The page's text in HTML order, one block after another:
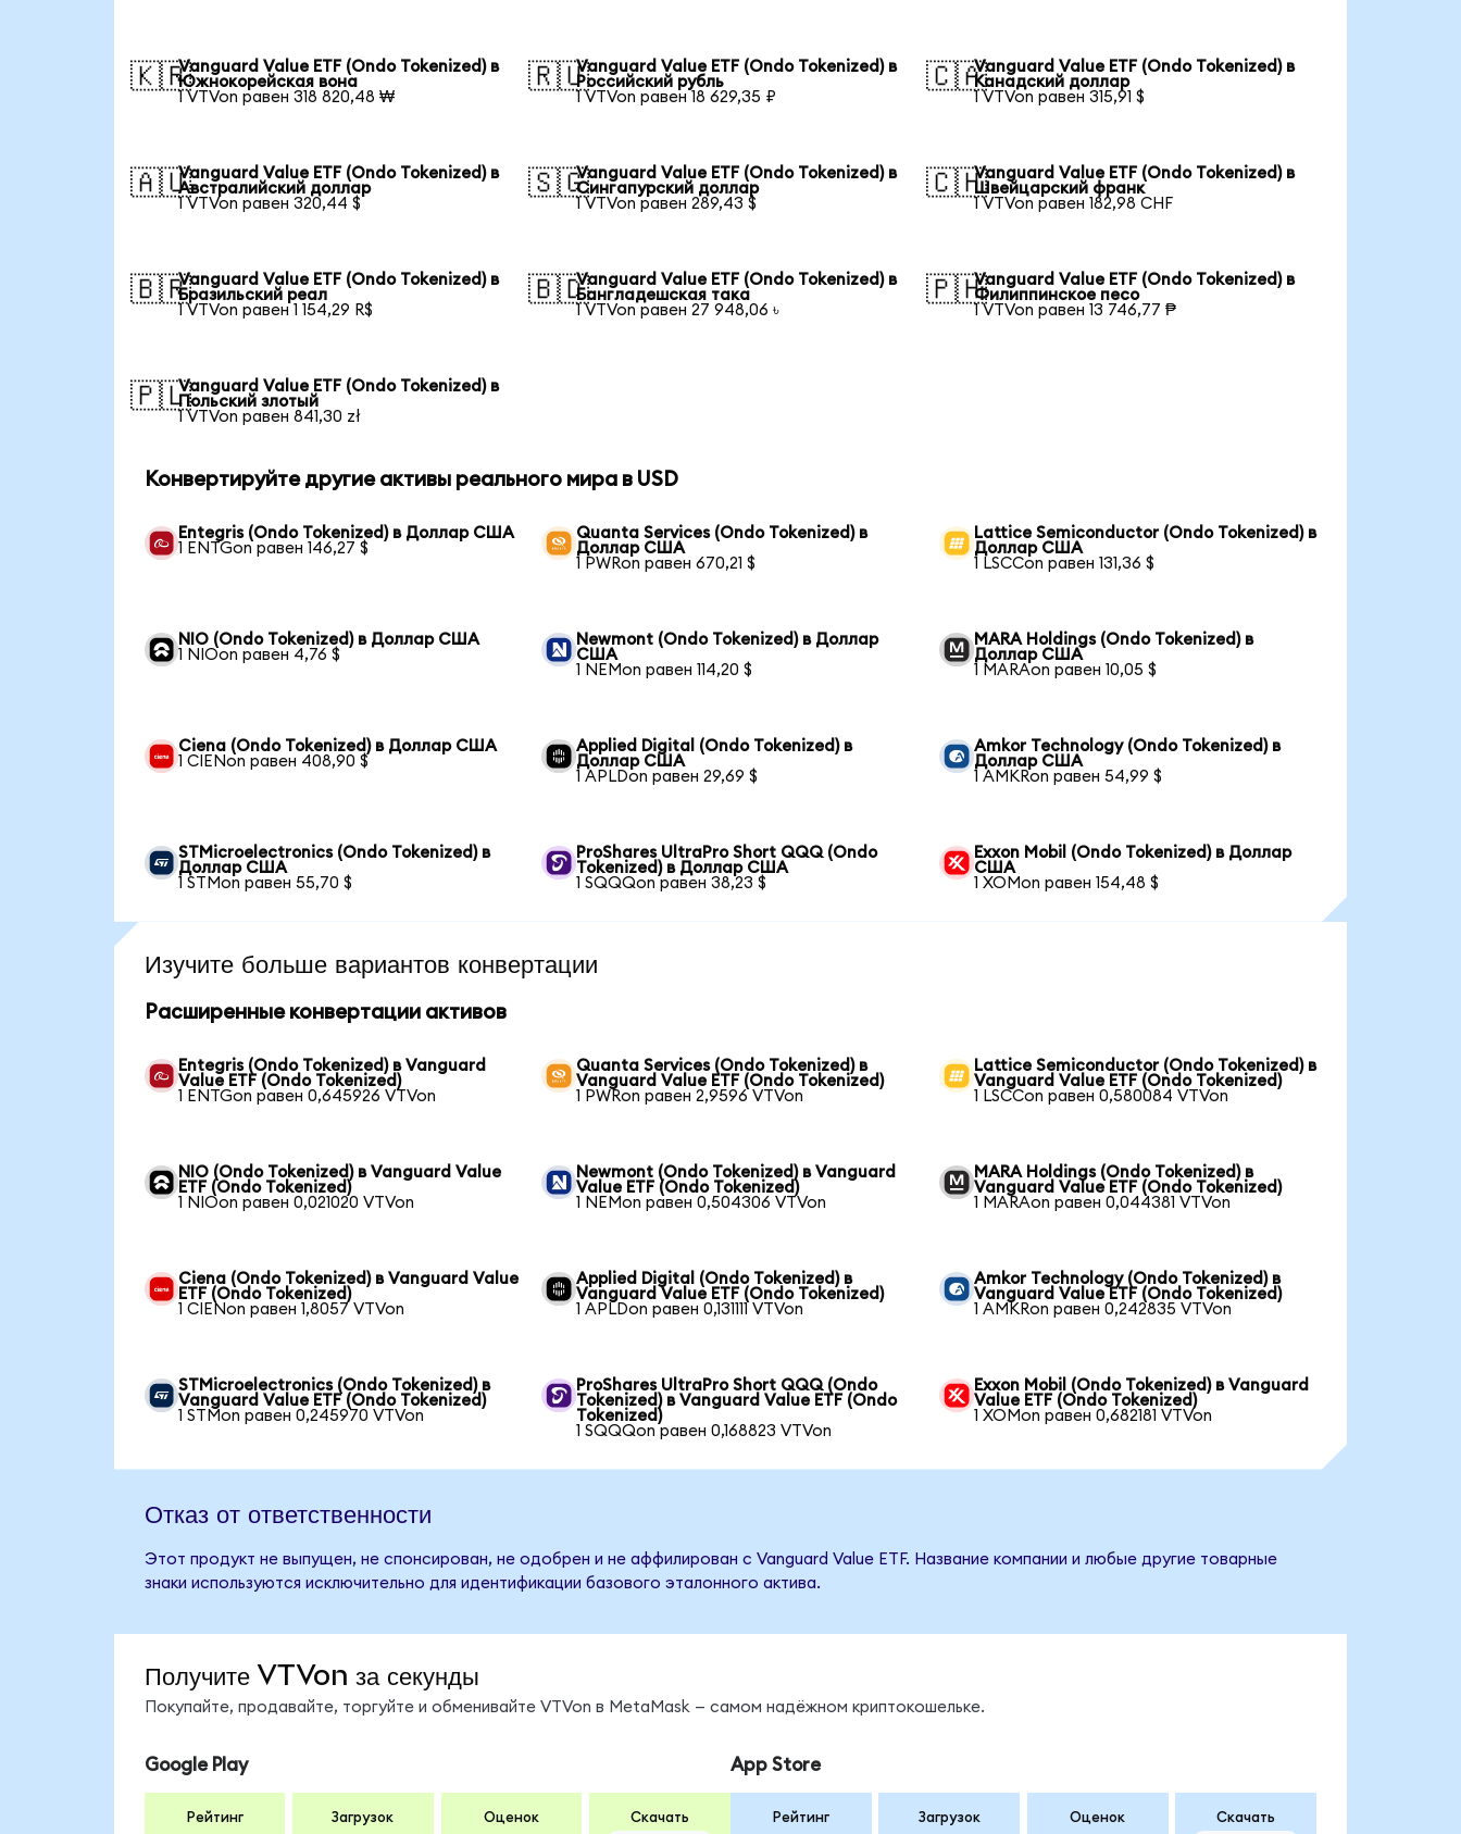
🇰🇷Vanguard Value ETF (Ondo Tokenized) в
Южнокорейская вона
1 VTVon равен 318 820,48 ₩
🇷🇺Vanguard Value ETF (Ondo Tokenized) в
Российский рубль
1 VTVon равен 18 629,35 ₽
🇨🇦Vanguard Value ETF (Ondo Tokenized) в
Канадский доллар
1 VTVon равен 315,91 $
🇦🇺Vanguard Value ETF (Ondo Tokenized) в
Австралийский доллар
1 VTVon равен 320,44 $
🇸🇬Vanguard Value ETF (Ondo Tokenized) в
Сингапурский доллар
1 VTVon равен 289,43 $
🇨🇭Vanguard Value ETF (Ondo Tokenized) в
Швейцарский франк
1 VTVon равен 182,98 CHF
🇧🇷Vanguard Value ETF (Ondo Tokenized) в
Бразильский реал
1 VTVon равен 1 154,29 R$
🇧🇩Vanguard Value ETF (Ondo Tokenized) в
Бангладешская така
1 VTVon равен 27 948,06 ৳
🇵🇭Vanguard Value ETF (Ondo Tokenized) в
Филиппинское песо
1 VTVon равен 13 746,77 ₱
🇵🇱Vanguard Value ETF (Ondo Tokenized) в
Польский злотый
1 VTVon равен 841,30 zł
Конвертируйте другие активы реального мира в USD
Entegris (Ondo Tokenized) в Доллар США
1 ENTGon равен 146,27 $
Quanta Services (Ondo Tokenized) в
Доллар США
1 PWRon равен 670,21 $
Lattice Semiconductor (Ondo Tokenized) в
Доллар США
1 LSCCon равен 131,36 $
NIO (Ondo Tokenized) в Доллар США
1 NIOon равен 4,76 $
Newmont (Ondo Tokenized) в Доллар
США
1 NEMon равен 114,20 $
MARA Holdings (Ondo Tokenized) в
Доллар США
1 MARAon равен 10,05 $
Ciena (Ondo Tokenized) в Доллар США
1 CIENon равен 408,90 $
Applied Digital (Ondo Tokenized) в
Доллар США
1 APLDon равен 29,69 $
Amkor Technology (Ondo Tokenized) в
Доллар США
1 AMKRon равен 54,99 $
STMicroelectronics (Ondo Tokenized) в
Доллар США
1 STMon равен 55,70 $
ProShares UltraPro Short QQQ (Ondo
Tokenized) в Доллар США
1 SQQQon равен 38,23 $
Exxon Mobil (Ondo Tokenized) в Доллар
США
1 XOMon равен 154,48 $
Изучите больше вариантов конвертации
Расширенные конвертации активов
Entegris (Ondo Tokenized) в Vanguard
Value ETF (Ondo Tokenized)
1 ENTGon равен 0,645926 VTVon
Quanta Services (Ondo Tokenized) в
Vanguard Value ETF (Ondo Tokenized)
1 PWRon равен 2,9596 VTVon
Lattice Semiconductor (Ondo Tokenized) в
Vanguard Value ETF (Ondo Tokenized)
1 LSCCon равен 0,580084 VTVon
NIO (Ondo Tokenized) в Vanguard Value
ETF (Ondo Tokenized)
1 NIOon равен 0,021020 VTVon
Newmont (Ondo Tokenized) в Vanguard
Value ETF (Ondo Tokenized)
1 NEMon равен 0,504306 VTVon
MARA Holdings (Ondo Tokenized) в
Vanguard Value ETF (Ondo Tokenized)
1 MARAon равен 0,044381 VTVon
Ciena (Ondo Tokenized) в Vanguard Value
ETF (Ondo Tokenized)
1 CIENon равен 1,8057 VTVon
Applied Digital (Ondo Tokenized) в
Vanguard Value ETF (Ondo Tokenized)
1 APLDon равен 0,131111 VTVon
Amkor Technology (Ondo Tokenized) в
Vanguard Value ETF (Ondo Tokenized)
1 AMKRon равен 0,242835 VTVon
STMicroelectronics (Ondo Tokenized) в
Vanguard Value ETF (Ondo Tokenized)
1 STMon равен 0,245970 VTVon
ProShares UltraPro Short QQQ (Ondo
Tokenized) в Vanguard Value ETF (Ondo
Tokenized)
1 SQQQon равен 0,168823 VTVon
Exxon Mobil (Ondo Tokenized) в Vanguard
Value ETF (Ondo Tokenized)
1 XOMon равен 0,682181 VTVon
Отказ от ответственности
Этот продукт не выпущен, не спонсирован, не одобрен и не аффилирован с Vanguard Value ETF. Название компании и любые другие товарные
знаки используются исключительно для идентификации базового эталонного актива.
Получите VTVon за секунды
Покупайте, продавайте, торгуйте и обменивайте VTVon в MetaMask — самом надёжном криптокошельке.
Google Play
Рейтинг Загрузок Оценок Скачать
App Store
Рейтинг Загрузок Оценок Скачать